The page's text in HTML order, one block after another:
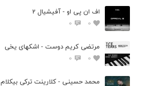
اف ان پی او - آفیشیال 2
0
0
مرتضی کریم دوست - اشکهای یخی
0
0
محمد حسینی - کلارینت ترکی بیکلام